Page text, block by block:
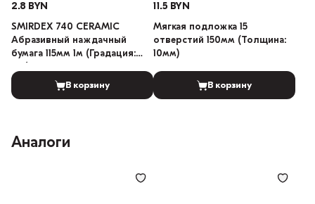
2.8 BYN
SMIRDEX 740 CERAMIC
Абразивный наждачный
бумага 115мм 1м (Градация:
В корзину
11.5 BYN
Мягкая подложка 15
отверстий 150мм (Толщина:
10мм)
В корзину
Аналоги